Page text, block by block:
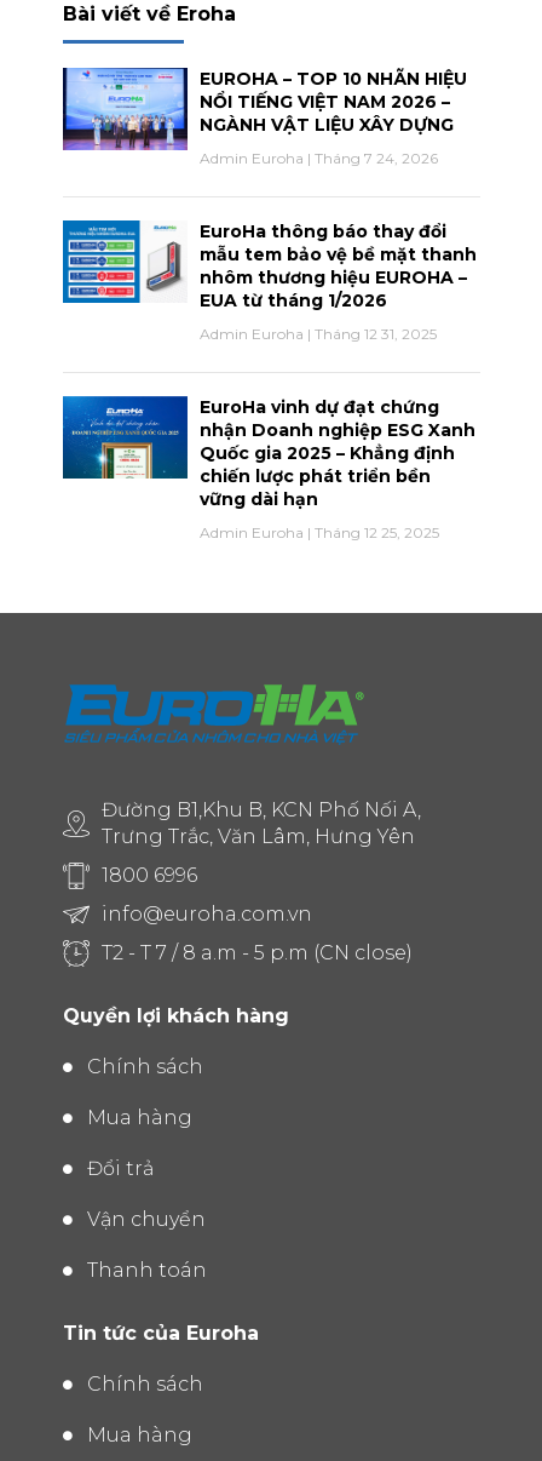
Bài viết về Eroha
EUROHA – TOP 10 NHÃN HIỆU
NỔI TIẾNG VIỆT NAM 2026 –
NGÀNH VẬT LIỆU XÂY DỰNG
Admin Euroha Tháng 7 24, 2026
EuroHa thông báo thay đổi
mẫu tem bảo vệ bề mặt thanh
nhôm thương hiệu EUROHA –
EUA từ tháng 1/2026
Admin Euroha Tháng 12 31, 2025
EuroHa vinh dự đạt chứng
nhận Doanh nghiệp ESG Xanh
Quốc gia 2025 – Khẳng định
chiến lược phát triển bền
vững dài hạn
Admin Euroha Tháng 12 25, 2025
Đường B1,Khu B, KCN Phố Nối A,
Trưng Trắc, Văn Lâm, Hưng Yên
1800 6996
info@euroha.com.vn
T2 - T 7 / 8 a.m - 5 p.m (CN close)
Quyền lợi khách hàng
Chính sách
Mua hàng
Đổi trả
Vận chuyển
Thanh toán
Tin tức của Euroha
Chính sách
Mua hàng